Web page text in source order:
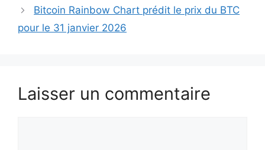
Bitcoin Rainbow Chart prédit le prix du BTC
pour le 31 janvier 2026
Laisser un commentaire